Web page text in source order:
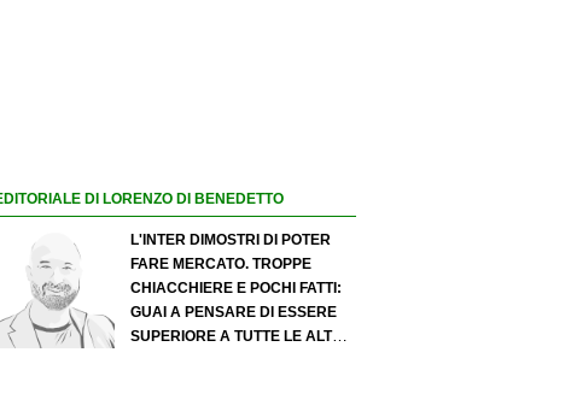
DI LORENZO DI BENEDETTO
L'INTER DIMOSTRI DI POTER
FARE MERCATO. TROPPE
CHIACCHIERE E POCHI FATTI:
GUAI A PENSARE DI ESSERE
SUPERIORE A TUTTE LE ALTRE